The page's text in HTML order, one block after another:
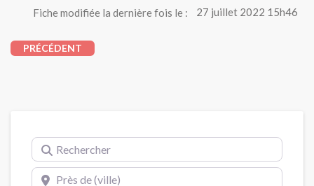
Fiche modifiée la dernière fois le : 27 juillet 2022 15h46
PRÉCÉDENT
Rechercher
Près de (ville)